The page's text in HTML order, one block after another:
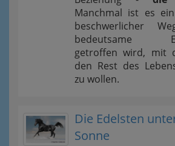
Manchmal ist es
beschwerlicher
bedeutsame
getroffen wird, mit
den Rest des
zu wollen.
Die Edelsten
Sonne